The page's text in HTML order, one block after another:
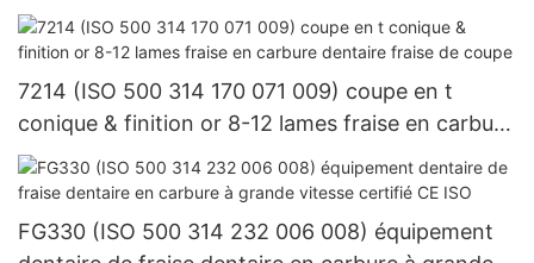
carbure dentaire, résine composite, roues de
polissage et système imprégné de diamant pour
outils de laboratoire
7214 (ISO 500 314 170 071 009) coupe en t
conique & finition or 8-12 lames fraise en carbure
dentaire fraise de coupe
FG330 (ISO 500 314 232 006 008) équipement